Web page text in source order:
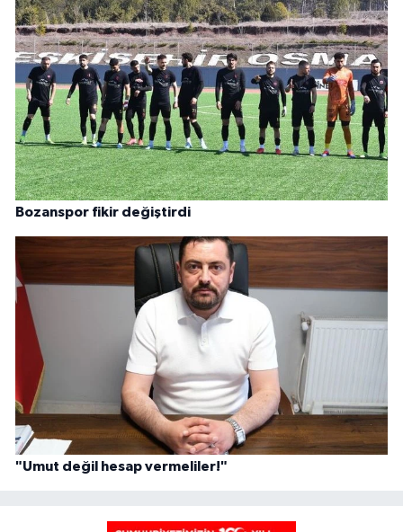
Bozanspor fikir değiştirdi
"Umut değil hesap vermeliler!"